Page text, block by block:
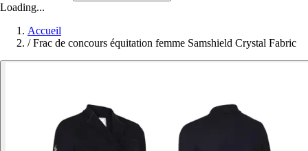
Loading...
Accueil
/ Frac de concours équitation femme Samshield Crystal Fabric